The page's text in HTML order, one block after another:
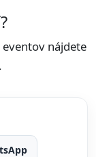
nájdete
.